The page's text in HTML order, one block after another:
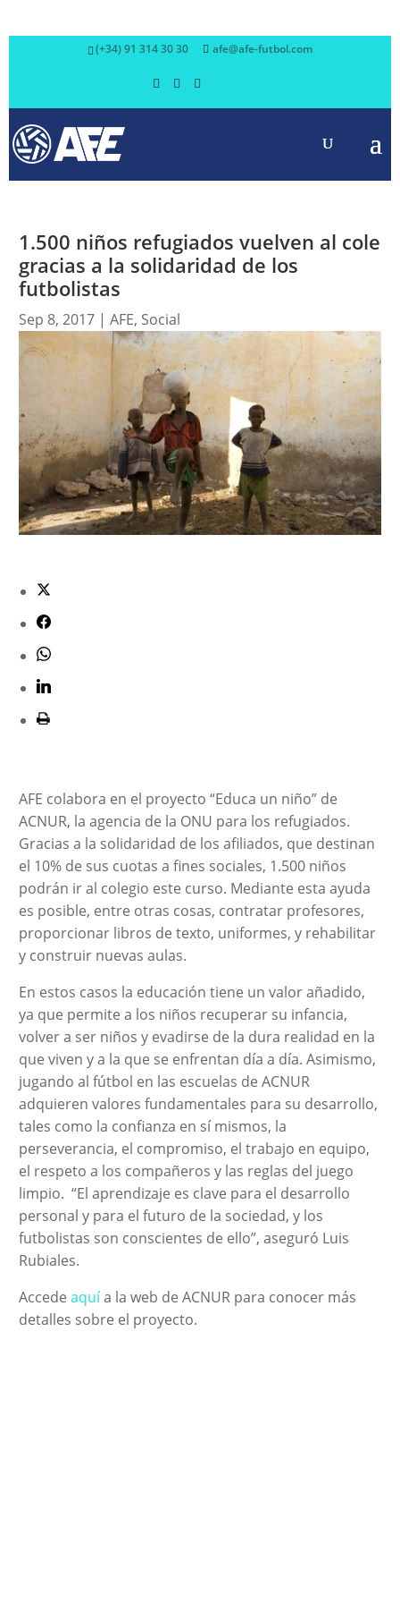
(+34) 91 314 30 30 afe@afe-futbol.com
1.500 niños refugiados vuelven al cole
gracias a la solidaridad de los
futbolistas
Sep 8, 2017| AFE, Social
AFE colabora en el proyecto “Educa un niño” de
ACNUR, la agencia de la ONU para los refugiados.
Gracias a la solidaridad de los afiliados, que destinan
el 10% de sus cuotas a fines sociales, 1.500 niños
podrán ir al colegio este curso. Mediante esta ayuda
es posible, entre otras cosas, contratar profesores,
proporcionar libros de texto, uniformes, y rehabilitar
y construir nuevas aulas.
En estos casos la educación tiene un valor añadido,
ya que permite a los niños recuperar su infancia,
volver a ser niños y evadirse de la dura realidad en la
que viven y a la que se enfrentan día a día. Asimismo,
jugando al fútbol en las escuelas de ACNUR
adquieren valores fundamentales para su desarrollo,
tales como la confianza en sí mismos, la
perseverancia, el compromiso, el trabajo en equipo,
el respeto a los compañeros y las reglas del juego
limpio. “El aprendizaje es clave para el desarrollo
personal y para el futuro de la sociedad, y los
futbolistas son conscientes de ello”, aseguró Luis
Rubiales.
Accede aquía la web de ACNUR para conocer más
detalles sobre el proyecto.